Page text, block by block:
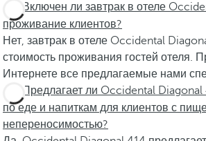
Включен ли завтрак в отеле
проживание клиентов?
Нет, завтрак в отеле Occidental
стоимость проживания гостей отеля.
Интернете все предлагаемые нами
Предлагает ли Occidental
по еде и напиткам для клиентов с
непереносимостью?